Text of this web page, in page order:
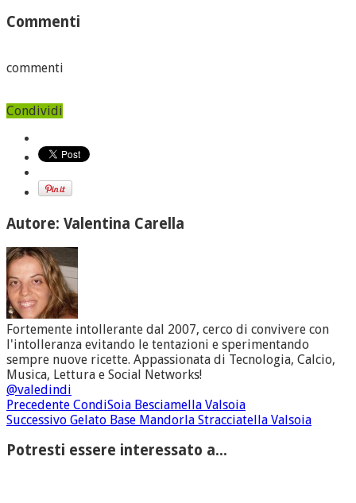
Commenti
commenti
Condividi
Autore: Valentina Carella
Fortemente intollerante dal 2007, cerco di convivere con
l'intolleranza evitando le tentazioni e sperimentando
sempre nuove ricette. Appassionata di Tecnologia, Calcio,
Musica, Lettura e Social Networks!
@valedindi
Precedente CondiSoia Besciamella Valsoia
Successivo Gelato Base Mandorla Stracciatella Valsoia
Potresti essere interessato a...